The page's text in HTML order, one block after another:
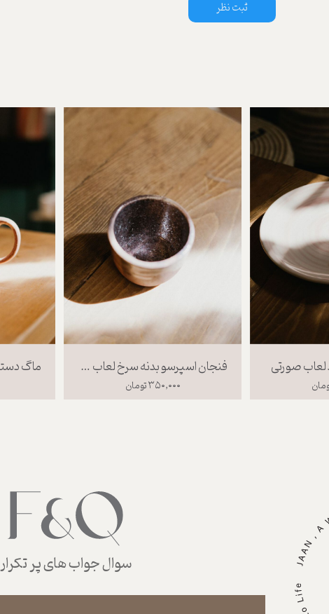
ثبت نظر
فنجان اسپرسو بدنه سرخ لعاب بی رنگ
۳۵۰,۰۰۰ تومان
صورتی
سوال جواب های پر تکرار